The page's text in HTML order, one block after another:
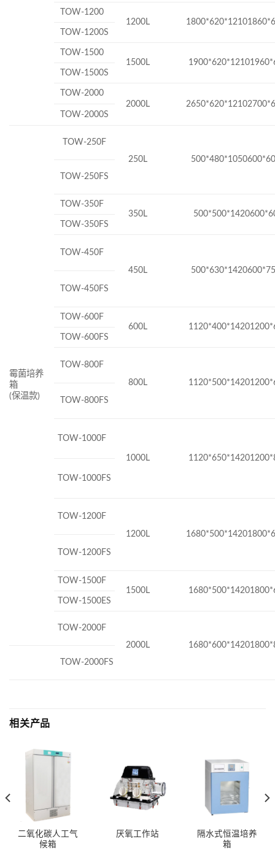
TOW-1200
1200L
TOW-1200S
TOW-1500
1500L
TOW-1500S
TOW-2000
2000L
TOW-2000S
霉菌培养
箱
(保温款)
TOW-250F
250L
TOW-250FS
TOW-350F
350L
TOW-350FS
TOW-450F
450L
TOW-450FS
TOW-600F
600L
TOW-600FS
TOW-800F
800L
TOW-800FS
TOW-1000F
1000L
TOW-1000FS
TOW-1200F
1200L
TOW-1200FS
TOW-1500F
1500L
TOW-1500ES
TOW-2000F
2000L
TOW-2000FS
相关产品
二氧化碳人工气
候箱
厌氧工作站
隔水式恒温培养
箱